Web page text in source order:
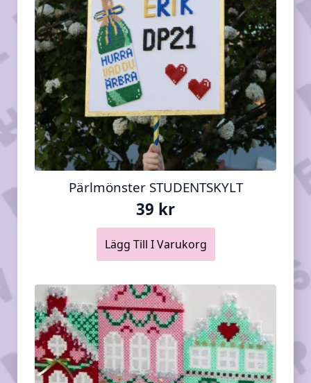
Pärlmönster STUDENTSKYLT
39 kr
Lägg Till I Varukorg